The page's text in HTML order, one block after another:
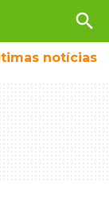
search
notícias